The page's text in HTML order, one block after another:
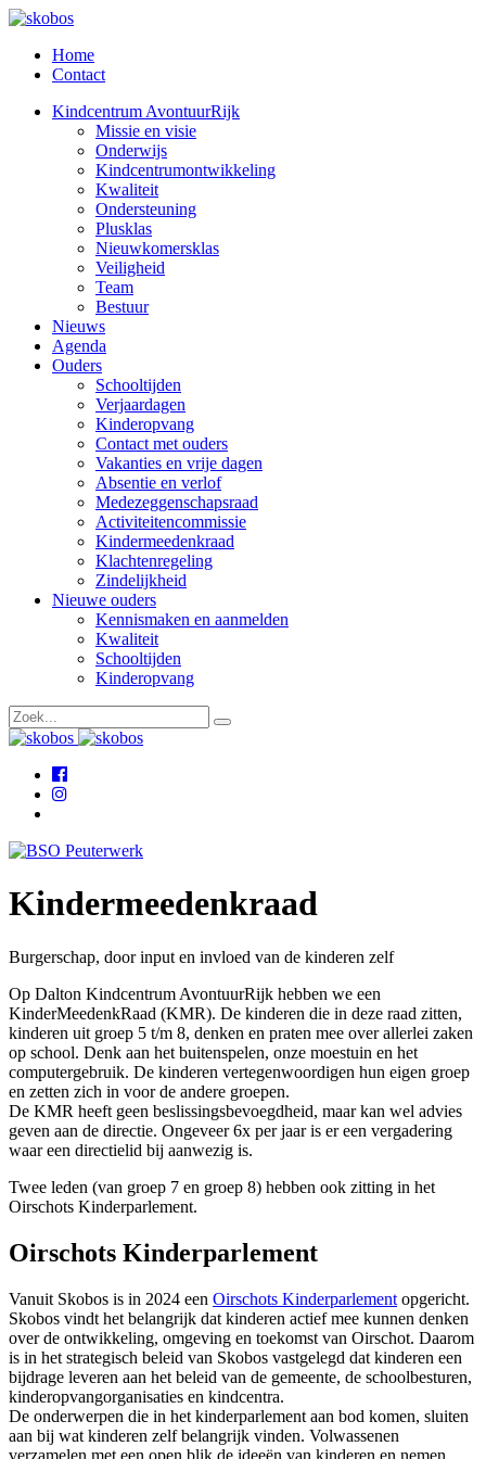
Home
Contact
Kindcentrum AvontuurRijk
Missie en visie
Onderwijs
Kindcentrumontwikkeling
Kwaliteit
Ondersteuning
Plusklas
Nieuwkomersklas
Veiligheid
Team
Bestuur
Nieuws
Agenda
Ouders
Schooltijden
Verjaardagen
Kinderopvang
Contact met ouders
Vakanties en vrije dagen
Absentie en verlof
Medezeggenschapsraad
Activiteitencommissie
Kindermeedenkraad
Klachtenregeling
Zindelijkheid
Nieuwe ouders
Kennismaken en aanmelden
Kwaliteit
Schooltijden
Kinderopvang
Kindermeedenkraad
Burgerschap, door input en invloed van de kinderen zelf
Op Dalton Kindcentrum AvontuurRijk hebben we een
KinderMeedenkRaad (KMR). De kinderen die in deze raad zitten,
kinderen uit groep 5 t/m 8, denken en praten mee over allerlei zaken
op school. Denk aan het buitenspelen, onze moestuin en het
computergebruik. De kinderen vertegenwoordigen hun eigen groep
en zetten zich in voor de andere groepen.
De KMR heeft geen beslissingsbevoegdheid, maar kan wel advies
geven aan de directie. Ongeveer 6x per jaar is er een vergadering
waar een directielid bij aanwezig is.
Twee leden (van groep 7 en groep 8) hebben ook zitting in het
Oirschots Kinderparlement.
Oirschots Kinderparlement
Vanuit Skobos is in 2024 een Oirschots Kinderparlement opgericht.
Skobos vindt het belangrijk dat kinderen actief mee kunnen denken
over de ontwikkeling, omgeving en toekomst van Oirschot. Daarom
is in het strategisch beleid van Skobos vastgelegd dat kinderen een
bijdrage leveren aan het beleid van de gemeente, de schoolbesturen,
kinderopvangorganisaties en kindcentra.
De onderwerpen die in het kinderparlement aan bod komen, sluiten
aan bij wat kinderen zelf belangrijk vinden. Volwassenen
verzamelen met een open blik de ideeën van kinderen en nemen